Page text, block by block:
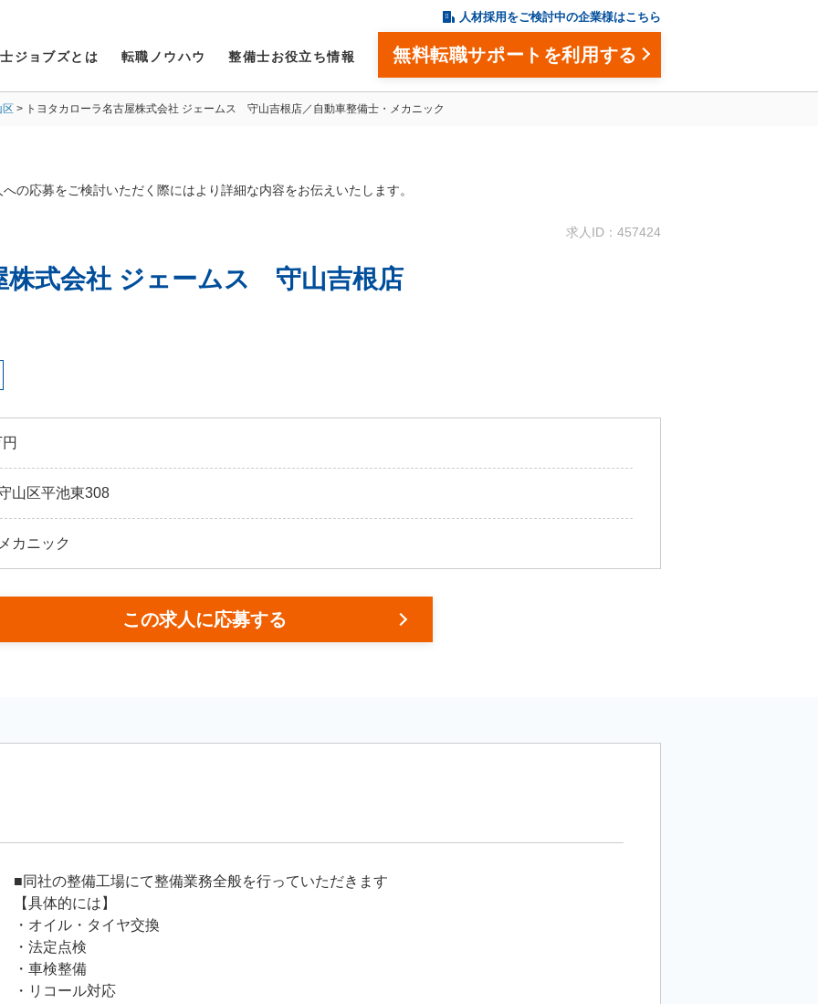
人材採用をご検討中の企業様はこちら
ジョブズとは 転職ノウハウ 整備士お役立ち情報 無料転職サポートを利用する
区 トヨタカローラ名古屋株式会社 ジェームス 守山吉根店／自動車整備士・メカニック
の応募をご検討いただく際にはより詳細な内容をお伝えいたします。
求人ID：457424
株式会社 ジェームス 守山吉根店
山区平池東308
カニック
この求人に応募する
■同社の整備工場にて整備業務全般を行っていただきます
【具体的には】
・オイル・タイヤ交換
・法定点検
・車検整備
・リコール対応